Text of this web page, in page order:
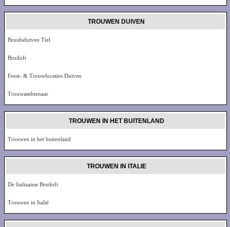
TROUWEN DUIVEN
Bruidsduiven Tiel
Bruiloft
Feest- & Trouwlocaties Duiven
Trouwambtenaar
TROUWEN IN HET BUITENLAND
Trouwen in het buitenland
TROUWEN IN ITALIE
De Italiaanse Bruiloft
Trouwen in Italië